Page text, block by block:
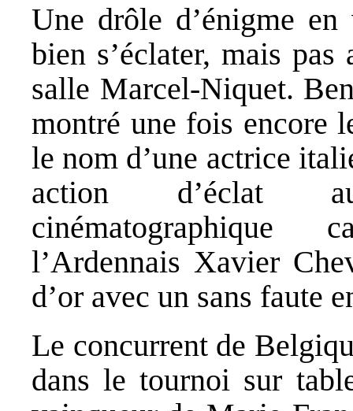
Une drôle d’énigme
bien s’éclater, mais
salle Marcel-Niquet.
montré une fois encore
le nom d’une actrice
action d’éclat
cinématographique
l’Ardennais Xavier
d’or avec un sans faute
Le concurrent de
dans le tournoi sur